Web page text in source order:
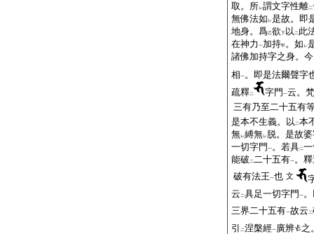
取。所レ謂文字性離二
無佛法如 レ是故。即
地身。爲乙欲下 以 二 此
在神力 一加持甲 。如 レ
諸佛加持字之身。
相一。即是法爾聲字
疏釋二 字門 一云。
三有乃至二十五有
是本不生義。以 二本
無レ縛無レ脱。是故
一切字門 一。若具二
能破 二二十五有一。
破有法王一也 文
云 二具足一切字門 一
三界二十五有一故云 二
引
二涅槃經一廣辨
之